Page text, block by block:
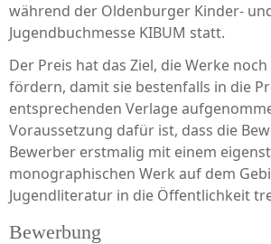
während der Oldenburger Kinder-
Jugendbuchmesse KIBUM statt.
Der Preis hat das Ziel, die Werke
fördern, damit sie bestenfalls in die
entsprechenden Verlage
Voraussetzung dafür ist, dass die
Bewerber erstmalig mit einem
monographischen Werk auf dem
Jugendliteratur in die Öffentlichkeit
Bewerbung